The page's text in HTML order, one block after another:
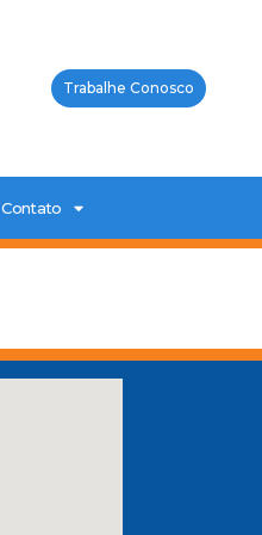
Trabalhe Conosco
Contato